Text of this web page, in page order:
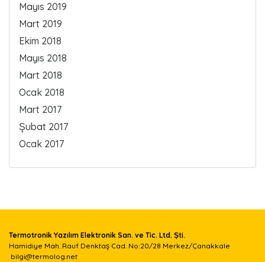
Mayıs 2019
Mart 2019
Ekim 2018
Mayıs 2018
Mart 2018
Ocak 2018
Mart 2017
Şubat 2017
Ocak 2017
Termotronik Yazılım Elektronik San. ve Tic. Ltd. Şti.
Hamidiye Mah. Rauf Denktaş Cad. No:20/28 Merkez/Çanakkale
bilgi@termolog.net